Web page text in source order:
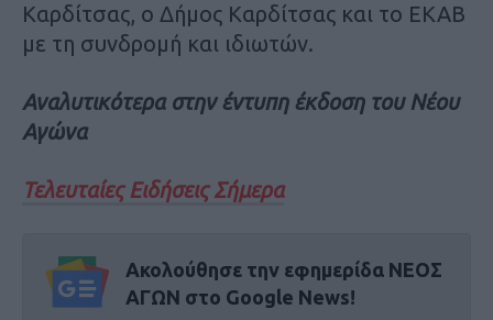
Καρδίτσας, ο Δήμος Καρδίτσας και το ΕΚΑΒ
με τη συνδρομή και ιδιωτών.
Αναλυτικότερα στην έντυπη έκδοση του Νέου
Αγώνα
Τελευταίες Ειδήσεις Σήμερα
Ακολούθησε την εφημερίδα ΝΕΟΣ
ΑΓΩΝ στο Google News!